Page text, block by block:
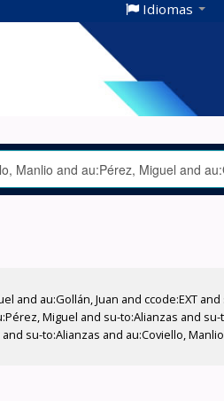
Idiomas
and au:Gollán, Juan and ccode:EXT
Miguel and su-to:Alianzas and
su-to:Alianzas and au:Coviello,